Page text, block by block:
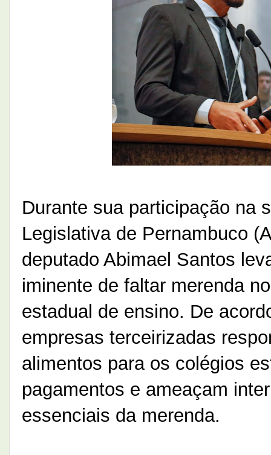
Durante sua participação na
Legislativa de Pernambuco
deputado Abimael Santos
iminente de faltar merenda
estadual de ensino. De
empresas terceirizadas
alimentos para os colégios
pagamentos e ameaçam
essenciais da merenda.